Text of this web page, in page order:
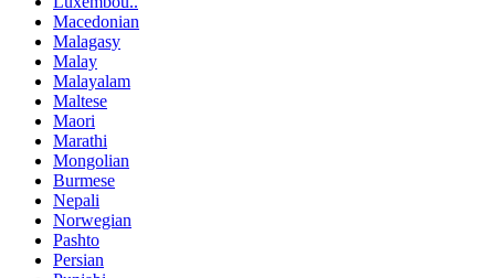
Macedonian
Malagasy
Malay
Malayalam
Maltese
Maori
Marathi
Mongolian
Burmese
Nepali
Norwegian
Pashto
Persian